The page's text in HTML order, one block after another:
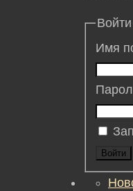
Войти
Имя
Войти